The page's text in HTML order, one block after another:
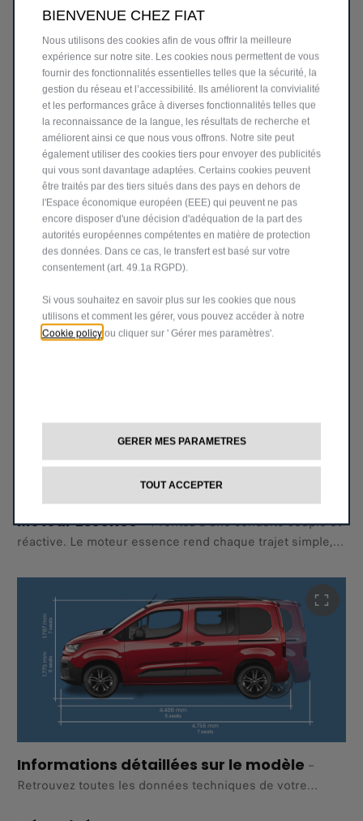
réactif,
que ce soit en ville ou sur de longues routes.
100 % électrique
La vraie liberté, c’est utiliser la
bonne motorisation, au bon
moment, où que vous alliez. Profitez d’une conduite
100 %
Moteur Essence–Profitez d’une conduite souple et
réactive. Le moteur essence rend chaque trajet simple,
la ville comme pour les escapades spontanées.
Informations détaillées sur le modèle –
Retrouvez toutes les données techniques de votre
BIENVENUE CHEZ FIAT
Nous utilisons des cookies afin de vous offrir la meilleure
expérience sur notre site. Les cookies nous permettent de vous
fournir des fonctionnalités essentielles telles que la sécurité, la
gestion du réseau et l’accessibilité. Ils améliorent la convivialité
et les performances grâce à diverses fonctionnalités telles que
la reconnaissance de la langue, les résultats de recherche et
améliorent ainsi ce que nous vous offrons. Notre site peut
également utiliser des cookies tiers pour envoyer des publicités
qui vous sont davantage adaptées. Certains cookies peuvent
être traités par des tiers situés dans des pays en dehors de
l'Espace économique européen (EEE) qui peuvent ne pas
encore disposer d'une décision d'adéquation de la part des
autorités européennes compétentes en matière de protection
des données. Dans ce cas, le transfert est basé sur votre
consentement (art. 49.1a RGPD).
Si vous souhaitez en savoir plus sur les cookies que nous
utilisons et comment les gérer, vous pouvez accéder à notre
Cookie policy ou cliquer sur ' Gérer mes paramètres'.
GERER MES PARAMETRES
TOUT ACCEPTER